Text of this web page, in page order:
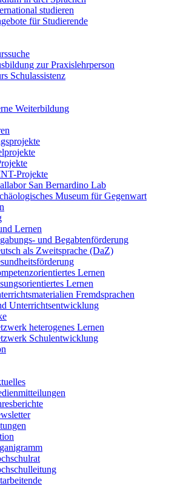
studieren
für Studierende
zur Praxislehrperson
Schulassistenz
Weiterbildung
Projekte
San Bernardino Lab
Museum für Gegenwart
Lernen
und Begabtenförderung
als Zweitsprache (DaZ)
Lernen
Lernen
Fremdsprachen
Unterrichtsentwicklung
heterogenes Lernen
Schulentwicklung